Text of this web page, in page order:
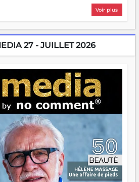
lancer, à créer, à risquer — souvent
aide, mais toujours avec cette
En culture, les nouvelles sont
Rasamoelina vient de décrocher le
Afrique. Miangaly Elia rafle le Prix
la torche. Alors oui, on pourrait
et rentrer chez soi satisfait. Mais ce
chose essentielle. La fougue, ça
ça brûle vite. Une flamme sans
autant qu'elle peut consumer. C'est
en scène — pas pour reprendre le
où sont les récifs. Les jeunes
ont l'expérience, comme on dit. Ce
générations — c'est une question
réussites, mais aussi vos échecs.
— ils enseignent mieux que
À Madagascar, la barque avance.
que tout le monde rame dans le
Voir plus
27 - JUILLET 2026